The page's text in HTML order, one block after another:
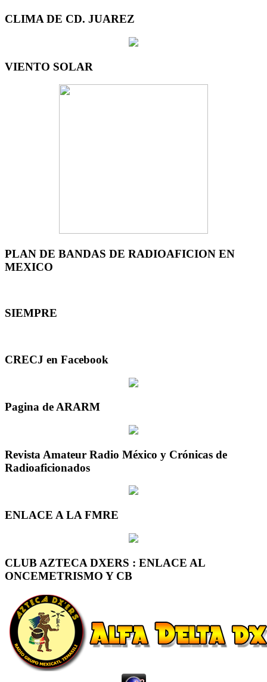
CLIMA DE CD. JUAREZ
VIENTO SOLAR
PLAN DE BANDAS DE RADIOAFICION EN
MEXICO
SIEMPRE
CRECJ en Facebook
Pagina de ARARM
Revista Amateur Radio México y Crónicas de
Radioaficionados
ENLACE A LA FMRE
CLUB AZTECA DXERS : ENLACE AL
ONCEMETRISMO Y CB